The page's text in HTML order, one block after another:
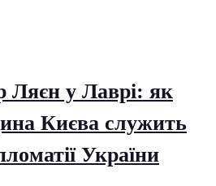
Ляєн у Лаврі: як
Києва служить
України